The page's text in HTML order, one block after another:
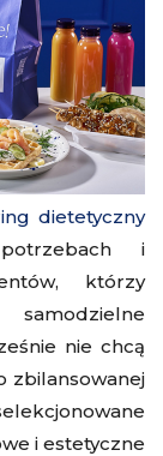
dietetyczny
i
którzy
nie chcą
zbilansowanej
i estetyczne